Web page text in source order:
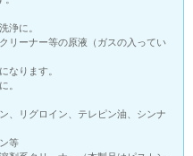
浄に。
リーナー等の原液（ガスの入ってい
なります。
。
、リグロイン、テレピン油、シンナ
等